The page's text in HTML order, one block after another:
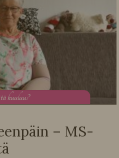
kuuluu?
– MS-